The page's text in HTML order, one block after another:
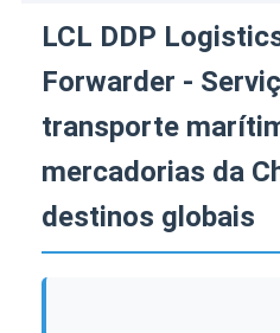
LCL DDP
Forwarder -
transporte
mercadorias da
destinos globais